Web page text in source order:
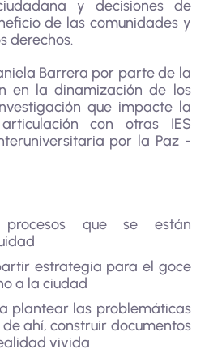
y decisiones de
de las comunidades y
derechos.
Barrera por parte de la
en la dinamización de los
que impacte la
con otras IES
por la Paz -
procesos que se están
estrategia para el goce
a la ciudad
plantear las problemáticas
ahí, construir documentos
vivida